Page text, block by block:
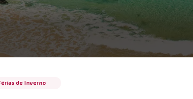
de Inverno